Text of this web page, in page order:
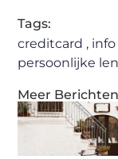
Meer Berichten
Tags:
creditcard , info
persoonlijke